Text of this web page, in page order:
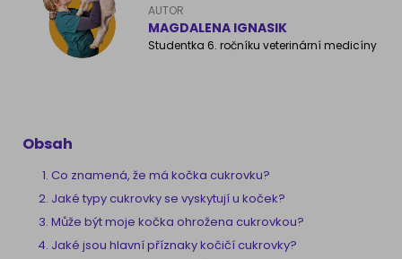
Atlas psů
AUTOR
MAGDALENA IGNASIK
Studentka 6. ročníku veterinární medicíny
Obsah
Co znamená, že má kočka cukrovku?
Jaké typy cukrovky se vyskytují u koček?
Může být moje kočka ohrožena cukrovkou?
Jaké jsou hlavní příznaky kočičí cukrovky?